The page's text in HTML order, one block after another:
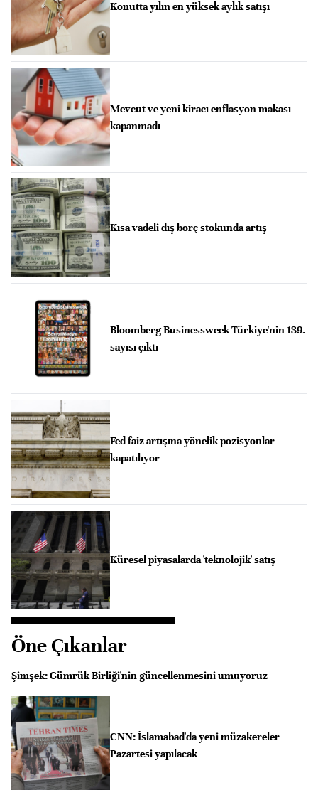
Konutta yılın en yüksek aylık satışı
Mevcut ve yeni kiracı enflasyon makası
kapanmadı
Kısa vadeli dış borç stokunda artış
Bloomberg Businessweek Türkiye'nin 139.
sayısı çıktı
Fed faiz artışına yönelik pozisyonlar
kapatılıyor
Küresel piyasalarda 'teknolojik' satış
Öne Çıkanlar
Şimşek: Gümrük Birliği'nin güncellenmesini umuyoruz
CNN: İslamabad'da yeni müzakereler
Pazartesi yapılacak